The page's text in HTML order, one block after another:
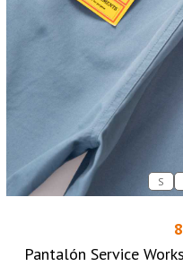
S
Pantalón Service